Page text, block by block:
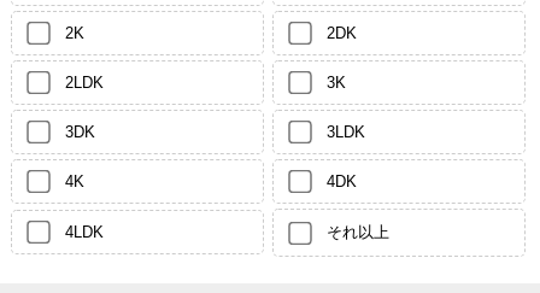
2K 2DK
2LDK 3K
3DK 3LDK
4K 4DK
4LDK それ以上